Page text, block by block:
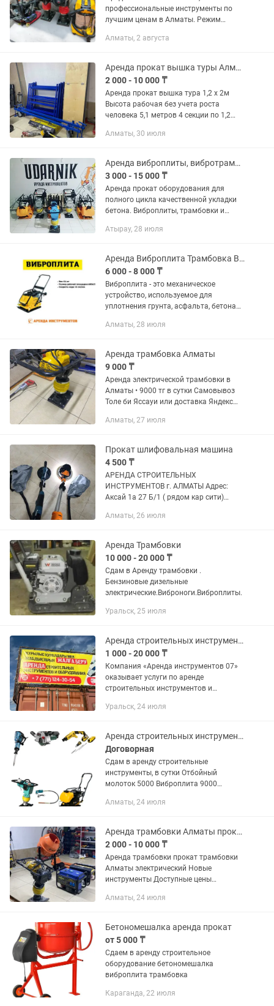
профессиональные инструменты по
лучшим ценам в Алматы. Режим
г.Алматы, мкр. Шугыла, ул.Жунисова
г....
Алматы, 2 августа
Аренда прокат вышка туры Алматы
2 000 - 10 000 ₸
Аренда прокат вышка тура 1,2 х 2м
Высота рабочая без учета роста
человека 5,1 метров 4 секции по 1,2
доставка отдельная Также есть все
Алматы, 30 июля
Аренда виброплиты, вибротрамбовки и глубинного вибратора по бетону
3 000 - 15 000 ₸
Аренда прокат оборудования для
полного цикла качественной укладки
бетона. Виброплиты, трамбовки и
Полный пакет документов, широкий
Атырау, 28 июля
Аренда Виброплита Трамбовка Вибронога
6 000 - 8 000 ₸
Виброплита - это механическое
устройство, используемое для
уплотнения грунта, асфальта, бетона
металлической базы с встроенным
Алматы, 28 июля
Аренда трамбовка Алматы
9 000 ₸
Аренда электрической трамбовки в
Алматы • 9000 тг в сутки Самовывоз
Толе би Яссауи или доставка Яндекс
Вышка тура Рохля Торцовка Лестница
Алматы, 27 июля
Прокат шлифовальная машина
4 500 ₸
АРЕНДА СТРОИТЕЛЬНЫХ
ИНСТРУМЕНТОВ г. АЛМАТЫ Адрес:
Аксай 1а 27 Б/1 ( рядом кар сити)
рабочем состоянии Надежный
Доставка по городу...
Алматы, 26 июля
Аренда Трамбовки
10 000 - 20 000 ₸
Сдам в Аренду трамбовки .
Бензиновые дизельные
электрические.Виброноги.Виброплиты.
Уральск, 25 июля
Аренда строительных инструментов и оборудования
1 000 - 20 000 ₸
Компания «Аренда инструментов 07»
оказывает услуги по аренде
строительных инструментов и
база «Батыс Дилижанс» График
8:00 - до...
Уральск, 24 июля
Аренда строительных инструментов
Договорная
Сдам в аренду строительные
инструменты, в сутки Отбойный
молоток 5000 Виброплита 9000
Перфоратор большой SD max 4000
Газовая пушка 25 Квт...
Алматы, 24 июля
Аренда трамбовки Алматы прокат
2 000 - 10 000 ₸
Аренда трамбовки прокат трамбовки
Алматы электрический Новые
инструменты Доступные цены
клиентам Самовывоз мкр Аксай , толе
все...
Алматы, 24 июля
Бетономешалка аренда прокат
от 5 000 ₸
Сдаем в аренду строительное
оборудование бетономешалка
виброплита трамбовка
Караганда, 22 июля